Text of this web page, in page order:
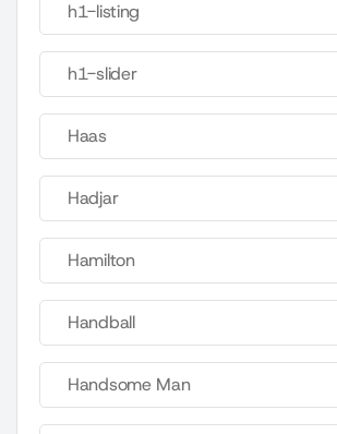
h1-listing
h1-slider
Haas
Hadjar
Hamilton
Handball
Handsome Man